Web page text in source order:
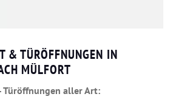
& TÜRÖFFNUNGEN IN
MÜLFORT
Türöffnungen aller Art: